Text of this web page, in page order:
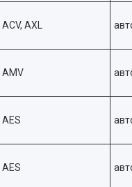
ACV, AXL
AMV
AES
AES